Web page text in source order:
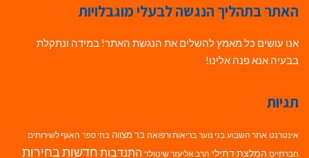
האתר בתהליך הנגשה לבעלי מוגבלויות
אנו עושים כל מאמץ להשלים את הנגשת האתר! במידה ונתקלת
בבעיה אנא פנה אלינו!
תגיות
אינטרנט אתר השבוע בני נוער בריאות ורפואה בר מצווה בתי ספר האגף לשירותים
חברתיים המלצת דתילי הרב אליעזר שינוולד התנדבות חדשות בחירות